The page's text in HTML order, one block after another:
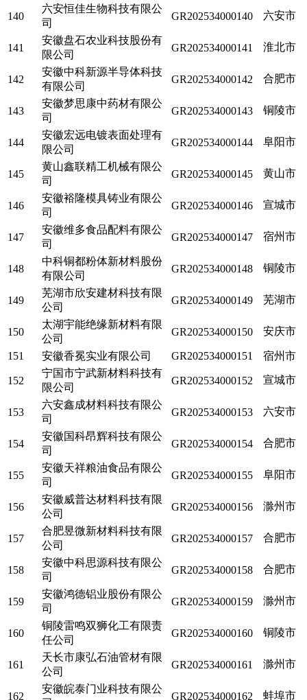
140
六安恒佳生物科技有限公
司
GR202534000140 六安市
141
安徽盘石农业科技股份有
限公司
GR202534000141 淮北市
142
安徽中科新源半导体科技
有限公司
GR202534000142 合肥市
143
安徽梦思康中药材有限公
司
GR202534000143 铜陵市
144
安徽宏远电镀表面处理有
限公司
GR202534000144 阜阳市
145
黄山鑫联精工机械有限公
司
GR202534000145 黄山市
146
安徽裕隆模具铸业有限公
司
GR202534000146 宣城市
147
安徽维多食品配料有限公
司
GR202534000147 宿州市
148
中科铜都粉体新材料股份
有限公司
GR202534000148 铜陵市
149
芜湖市欣安建材科技有限
公司
GR202534000149 芜湖市
150
太湖宇能绝缘新材料有限
公司
GR202534000150 安庆市
151 安徽香冕实业有限公司 GR202534000151 宿州市
152
宁国市宁武新材料科技有
限公司
GR202534000152 宣城市
153
六安鑫成材料科技有限公
司
GR202534000153 六安市
154
安徽国科昂辉科技有限公
司
GR202534000154 合肥市
155
安徽天祥粮油食品有限公
司
GR202534000155 阜阳市
156
安徽威普达材料科技有限
公司
GR202534000156 滁州市
157
合肥昱微新材料科技有限
公司
GR202534000157 合肥市
158
安徽中科思源科技有限公
司
GR202534000158 合肥市
159
安徽鸿德铝业股份有限公
司
GR202534000159 滁州市
160
铜陵雷鸣双狮化工有限责
任公司
GR202534000160 铜陵市
161
天长市康弘石油管材有限
公司
GR202534000161 滁州市
162
安徽皖泰门业科技有限公
GR202534000162 蚌埠市